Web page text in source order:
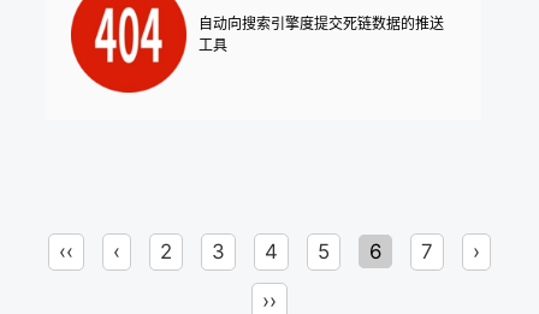
自动向搜索引擎度提交死链数据的推送
工具
‹‹ ‹ 2 3 4 5 6 7 ›
››